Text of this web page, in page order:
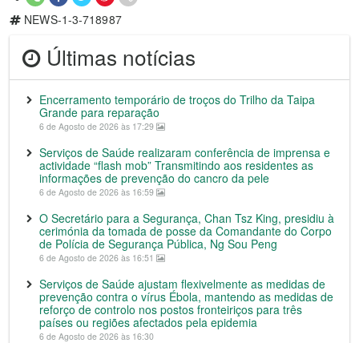
NEWS-1-3-718987
Últimas notícias
Encerramento temporário de troços do Trilho da Taipa
Grande para reparação
6 de Agosto de 2026 às 17:29
Serviços de Saúde realizaram conferência de imprensa e
actividade “flash mob” Transmitindo aos residentes as
informações de prevenção do cancro da pele
6 de Agosto de 2026 às 16:59
O Secretário para a Segurança, Chan Tsz King, presidiu à
cerimónia da tomada de posse da Comandante do Corpo
de Polícia de Segurança Pública, Ng Sou Peng
6 de Agosto de 2026 às 16:51
Serviços de Saúde ajustam flexivelmente as medidas de
prevenção contra o vírus Ébola, mantendo as medidas de
reforço de controlo nos postos fronteiriços para três
países ou regiões afectados pela epidemia
6 de Agosto de 2026 às 16:30